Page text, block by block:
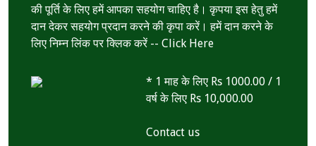
की पूर्ति के लिए हमें आपका सहयोग चाहिए है। कृपया इस हेतु हमें
दान देकर सहयोग प्रदान करने की कृपा करें। हमें दान करने के
लिए निम्न लिंक पर क्लिक करें --Click Here
* 1 माह के लिए Rs 1000.00 / 1
वर्ष के लिए Rs 10,000.00
Contact us